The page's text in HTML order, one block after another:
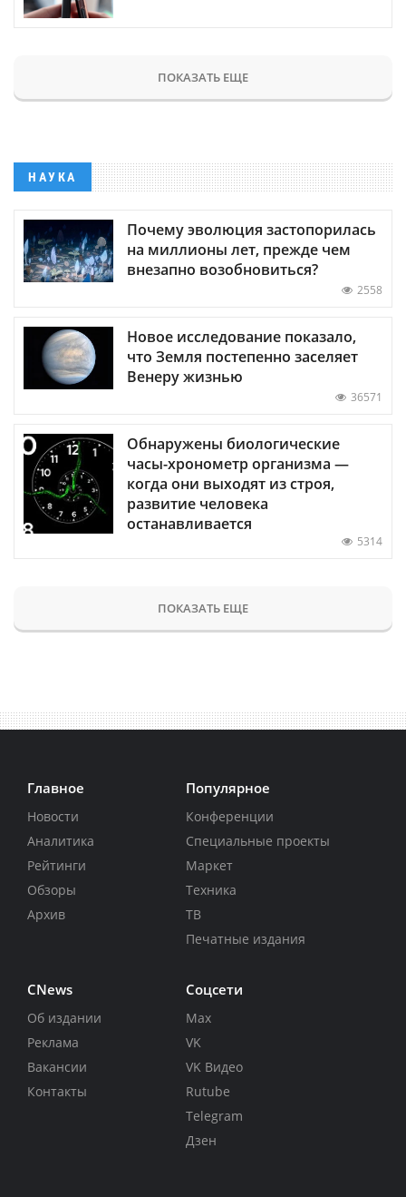
ПОКАЗАТЬ ЕЩЕ
НАУКА
Почему эволюция застопорилась
на миллионы лет, прежде чем
внезапно возобновиться?
2558
Новое исследование показало,
что Земля постепенно заселяет
Венеру жизнью
36571
Обнаружены биологические
часы-хронометр организма —
когда они выходят из строя,
развитие человека
останавливается
5314
ПОКАЗАТЬ ЕЩЕ
Главное
Новости
Аналитика
Рейтинги
Обзоры
Архив
Популярное
Конференции
Специальные проекты
Маркет
Техника
ТВ
Печатные издания
CNews
Об издании
Реклама
Вакансии
Контакты
Соцсети
Max
VK
VK Видео
Rutube
Telegram
Дзен